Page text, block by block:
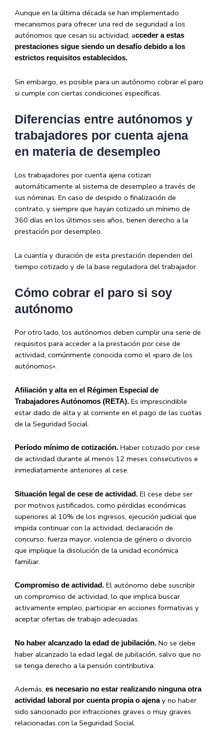
Aunque en la última década se han implementado
mecanismos para ofrecer una red de seguridad a los
autónomos que cesan su actividad, acceder a estas
prestaciones sigue siendo un desafío debido a los
estrictos requisitos establecidos.
Sin embargo, es posible para un autónomo cobrar el paro
si cumple con ciertas condiciones específicas.
Diferencias entre autónomos y
trabajadores por cuenta ajena
en materia de desempleo
Los trabajadores por cuenta ajena cotizan
automáticamente al sistema de desempleo a través de
sus nóminas. En caso de despido o finalización de
contrato, y siempre que hayan cotizado un mínimo de
360 días en los últimos seis años, tienen derecho a la
prestación por desempleo.
La cuantía y duración de esta prestación dependen del
tiempo cotizado y de la base reguladora del trabajador.
Cómo cobrar el paro si soy
autónomo
Por otro lado, los autónomos deben cumplir una serie de
requisitos para acceder a la prestación por cese de
actividad, comúnmente conocida como el «paro de los
autónomos».
Afiliación y alta en el Régimen Especial de
Trabajadores Autónomos (RETA). Es imprescindible
estar dado de alta y al corriente en el pago de las cuotas
de la Seguridad Social.
Período mínimo de cotización. Haber cotizado por cese
de actividad durante al menos 12 meses consecutivos e
inmediatamente anteriores al cese.
Situación legal de cese de actividad. El cese debe ser
por motivos justificados, como pérdidas económicas
superiores al 10% de los ingresos, ejecución judicial que
impida continuar con la actividad, declaración de
concurso, fuerza mayor, violencia de género o divorcio
que implique la disolución de la unidad económica
familiar.
Compromiso de actividad. El autónomo debe suscribir
un compromiso de actividad, lo que implica buscar
activamente empleo, participar en acciones formativas y
aceptar ofertas de trabajo adecuadas.
No haber alcanzado la edad de jubilación. No se debe
haber alcanzado la edad legal de jubilación, salvo que no
se tenga derecho a la pensión contributiva.
Además, es necesario no estar realizando ninguna otra
actividad laboral por cuenta propia o ajenay no haber
sido sancionado por infracciones graves o muy graves
relacionadas con la Seguridad Social.